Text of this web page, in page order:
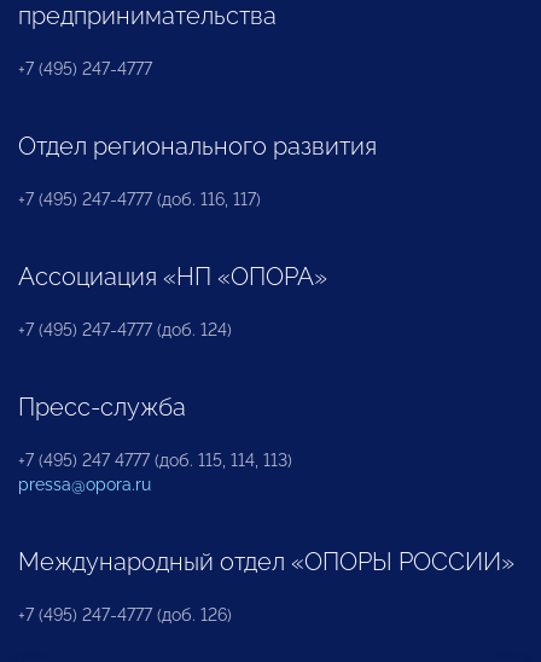
предпринимательства
+7 (495) 247-4777
Отдел регионального развития
+7 (495) 247-4777 (доб. 116, 117)
Ассоциация «НП «ОПОРА»
+7 (495) 247-4777 (доб. 124)
Пресс-служба
+7 (495) 247 4777 (доб. 115, 114, 113)
pressa@opora.ru
Международный отдел «ОПОРЫ РОССИИ»
+7 (495) 247-4777 (доб. 126)